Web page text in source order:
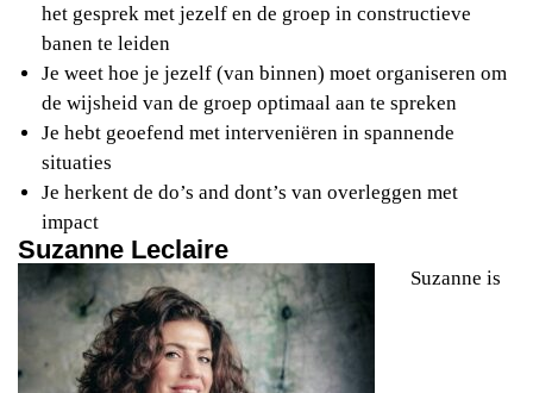
het gesprek met jezelf en de groep in constructieve
banen te leiden
Je weet hoe je jezelf (van binnen) moet organiseren om
de wijsheid van de groep optimaal aan te spreken
Je hebt geoefend met interveniëren in spannende
situaties
Je herkent de do’s and dont’s van overleggen met
impact
Suzanne Leclaire
Suzanne is